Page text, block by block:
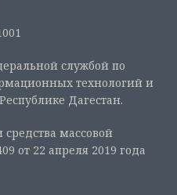
службой по
технологий и
Дагестан.
средства массовой
от 22 апреля 2019 года